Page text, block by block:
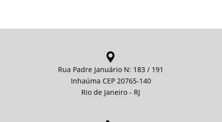
Rua Padre Januário N: 183 / 191
Inhaúma CEP 20765-140
Rio de Janeiro - RJ